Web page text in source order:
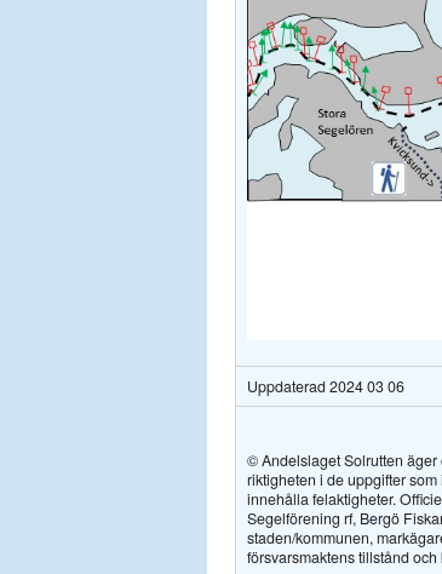
Uppdaterad 2024 03 06
© Andelslaget Solrutten
riktigheten i de uppgifter
innehålla felaktigheter.
Segelförening rf, Bergö
staden/kommunen,
försvarsmaktens tillstånd